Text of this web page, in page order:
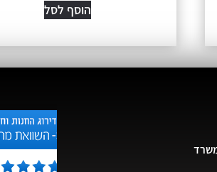
הוסף לסל